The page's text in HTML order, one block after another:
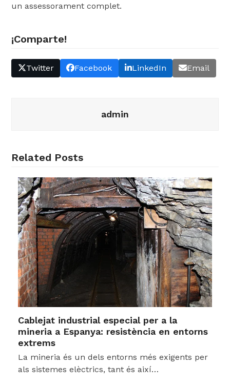
un assessorament complet.
¡Comparte!
Twitter Facebook LinkedIn Email
admin
Related Posts
Cablejat industrial especial per a la
mineria a Espanya: resistència en entorns
extrems
La mineria és un dels entorns més exigents per
als sistemes elèctrics, tant és així…